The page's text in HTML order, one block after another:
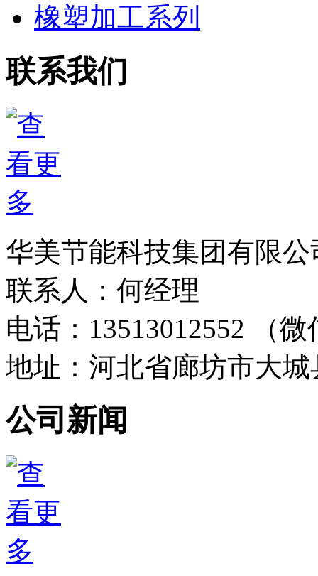
橡塑加工系列
联系我们
华美节能科技集团有限公
联系人：何经理
电话：13513012552 （
地址：河北省廊坊市大
公司新闻